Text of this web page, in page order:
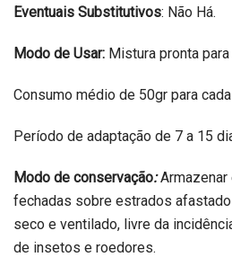
Eventuais Substitutivos: Não Há.
Modo de Usar: Mistura pronta para
Consumo médio de 50gr para
Período de adaptação de 7 a 15
Modo de conservação:
fechadas sobre estrados
seco e ventilado, livre da
de insetos e roedores.